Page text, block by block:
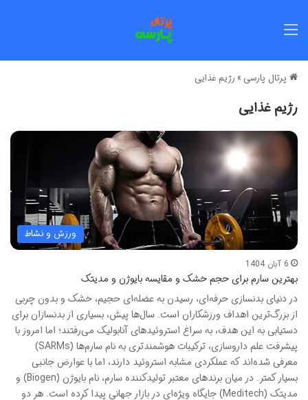
پرتال پارسی » رژیم غذایی
رژیم غذایی
ورزش و نشاط
6 آبان 1404
بهترین سارم برای حجم خشک و مقایسه بایوژن و مدیتک
در دنیای بدنسازی حرفه‌ای، رسیدن به عضله‌ای حجیم، خشک و بدون چربی
از بزرگ‌ترین اهداف ورزشکاران است. سال‌ها پیش، بسیاری از بدنسازان برای
دستیابی به این هدف، به سراغ استروئیدهای آنابولیک می‌رفتند؛ اما امروز با
پیشرفت علم داروسازی، ترکیبات هوشمندتری به نام سارم‌ها (SARMs)
معرفی شده‌اند که عملکردی مشابه استروئید دارند، اما با عوارض جانبی
بسیار کمتر. در میان برندهای معتبر تولیدکننده سارم، نام بایوژن (Biogen) و
مدیتک (Meditech) جایگاه ویژه‌ای در بازار جهانی پیدا کرده است. هر دو